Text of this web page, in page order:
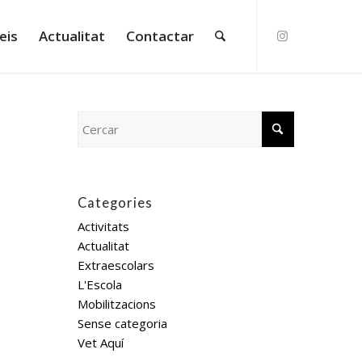
Actualitat Contactar
Categories
Activitats
Actualitat
Extraescolars
L'Escola
Mobilitzacions
Sense categoria
Vet Aquí